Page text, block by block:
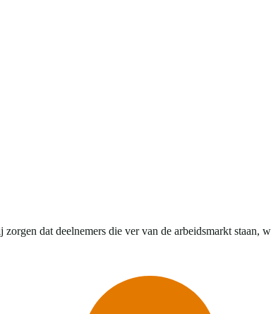
dat deelnemers die ver van de arbeidsmarkt staan,